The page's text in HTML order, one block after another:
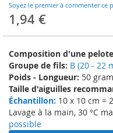
Soyez le premier à commenter ce
1,94 €
Composition d'une
Groupe de fils: B (20 - 22
Poids - Longueur: 50
Taille d'aiguilles
Échantillon: 10 x 10 cm =
Lavage à la main, 30 °C
possible
beginning
of
the
gallery